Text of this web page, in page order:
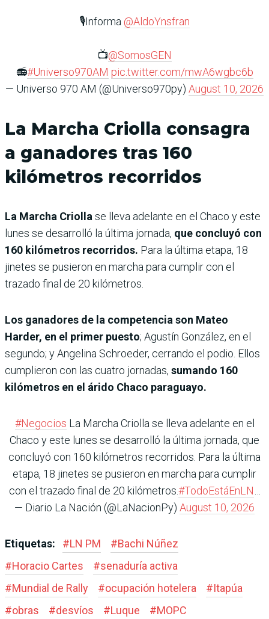
🎙️Informa @AldoYnsfran
📺@SomosGEN
📻#Universo970AM pic.twitter.com/mwA6wgbc6b
— Universo 970 AM (@Universo970py) August 10, 2026
La Marcha Criolla consagra
a ganadores tras 160
kilómetros recorridos
La Marcha Criolla se lleva adelante en el Chaco y este
lunes se desarrolló la última jornada, que concluyó con
160 kilómetros recorridos. Para la última etapa, 18
jinetes se pusieron en marcha para cumplir con el
trazado final de 20 kilómetros.
Los ganadores de la competencia son Mateo
Harder, en el primer puesto; Agustín González, en el
segundo; y Angelina Schroeder, cerrando el podio. Ellos
cumplieron con las cuatro jornadas, sumando 160
kilómetros en el árido Chaco paraguayo.
#Negocios La Marcha Criolla se lleva adelante en el
Chaco y este lunes se desarrolló la última jornada, que
concluyó con 160 kilómetros recorridos. Para la última
etapa, 18 jinetes se pusieron en marcha para cumplir
con el trazado final de 20 kilómetros.#TodoEstáEnLN
— Diario La Nación (@LaNacionPy) August 10, 2026
Etiquetas: #LN PM #Bachi Núñez
#Horacio Cartes #senaduría activa
#Mundial de Rally #ocupación hotelera #Itapúa
#obras #desvíos #Luque #MOPC